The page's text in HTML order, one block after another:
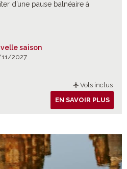
d’une pause balnéaire à
saison
2027
Vols inclus
EN SAVOIR PLUS